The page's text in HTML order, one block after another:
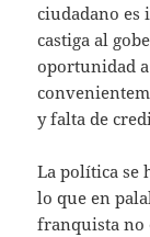
ciudadano es
castiga al
oportunidad
y falta de
La política se
lo que en
franquista no